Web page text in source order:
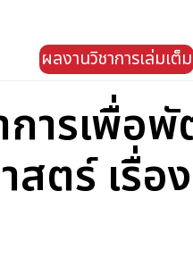
ผลงานวิชาการเล่มเต็ม
ารเพื่อ
ตร์ เรื่อ